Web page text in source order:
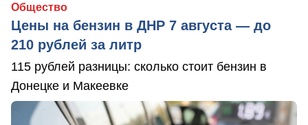
Общество
Цены на бензин в ДНР 7 августа — до
210 рублей за литр
115 рублей разницы: сколько стоит бензин в
Донецке и Макеевке